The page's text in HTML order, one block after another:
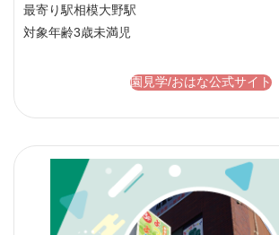
最寄り駅相模大野駅
対象年齢3歳未満児
園見学/おはな公式サイト